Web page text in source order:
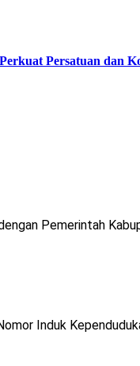
Persatuan dan
Pemerintah
Induk